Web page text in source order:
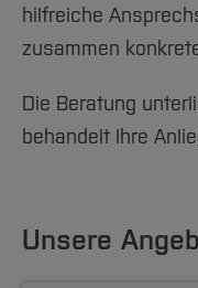
hilfreiche
zusammen
Die Beratung
behandelt Ihre
Unsere